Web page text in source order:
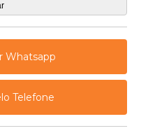
Whatsapp
Telefone